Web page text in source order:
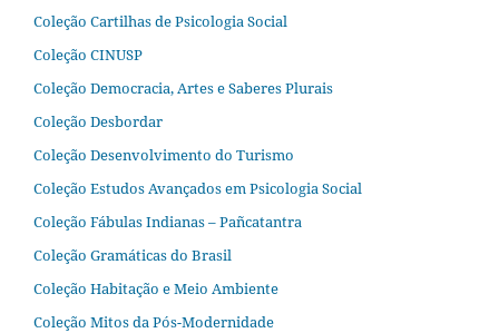
Coleção Cartilhas de Psicologia Social
Coleção CINUSP
Coleção Democracia, Artes e Saberes Plurais
Coleção Desbordar
Coleção Desenvolvimento do Turismo
Coleção Estudos Avançados em Psicologia Social
Coleção Fábulas Indianas – Pañcatantra
Coleção Gramáticas do Brasil
Coleção Habitação e Meio Ambiente
Coleção Mitos da Pós-Modernidade